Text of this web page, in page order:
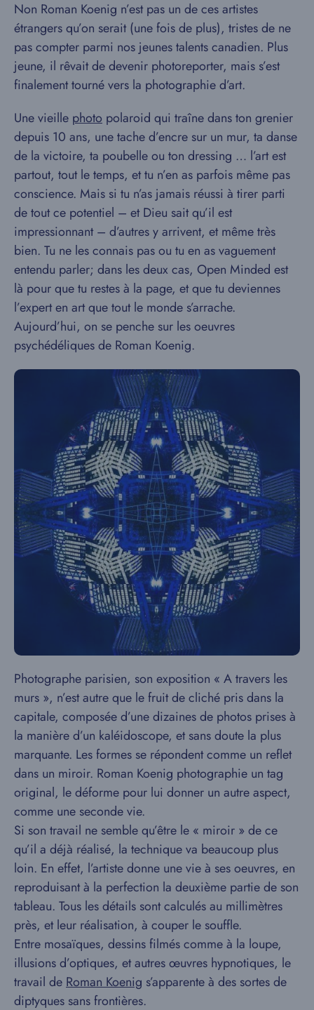
Non Roman Koenig n’est pas un de ces artistes
étrangers qu’on serait (une fois de plus), tristes de ne
pas compter parmi nos jeunes talents canadien. Plus
jeune, il rêvait de devenir photoreporter, mais s’est
finalement tourné vers la photographie d’art.
Une vieille photo polaroid qui traîne dans ton grenier
depuis 10 ans, une tache d’encre sur un mur, ta danse
de la victoire, ta poubelle ou ton dressing … l’art est
partout, tout le temps, et tu n’en as parfois même pas
conscience. Mais si tu n’as jamais réussi à tirer parti
de tout ce potentiel – et Dieu sait qu’il est
impressionnant – d’autres y arrivent, et même très
bien. Tu ne les connais pas ou tu en as vaguement
entendu parler; dans les deux cas, Open Minded est
là pour que tu restes à la page, et que tu deviennes
l’expert en art que tout le monde s’arrache.
Aujourd’hui, on se penche sur les oeuvres
psychédéliques de Roman Koenig.
Photographe parisien, son exposition « A travers les
murs », n’est autre que le fruit de cliché pris dans la
capitale, composée d’une dizaines de photos prises à
la manière d’un kaléidoscope, et sans doute la plus
marquante. Les formes se répondent comme un reflet
dans un miroir. Roman Koenig photographie un tag
original, le déforme pour lui donner un autre aspect,
comme une seconde vie.
Si son travail ne semble qu’être le « miroir » de ce
qu’il a déjà réalisé, la technique va beaucoup plus
loin. En effet, l’artiste donne une vie à ses oeuvres, en
reproduisant à la perfection la deuxième partie de son
tableau. Tous les détails sont calculés au millimètres
près, et leur réalisation, à couper le souffle.
Entre mosaïques, dessins filmés comme à la loupe,
illusions d’optiques, et autres œuvres hypnotiques, le
travail deRoman Koenig s’apparente à des sortes de
diptyques sans frontières.